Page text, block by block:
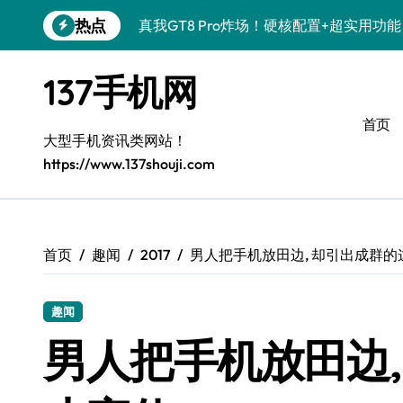
到
热点
真我GT8 Pro炸场！硬核配置+超实用功
荣耀500 Pro联名MOLLY来袭！潮玩新机
REDMI K90深度揭秘！性能颜值双在线
vivo S50 Pro mini来袭！小屏旗舰，亮点
荣耀ROBOT PHONE驾到！智能掌控，
华为nova 15 Ultra新功能解锁，数码控速
荣耀Magic8 Pro Air来袭！掌中智能，资
137手机网
大型手机资讯类网站！
https://www.137shouji.com
首页
首页 趣闻 2017 男人把手机放田边, 却引出成群的
趣闻
男人把手机放田